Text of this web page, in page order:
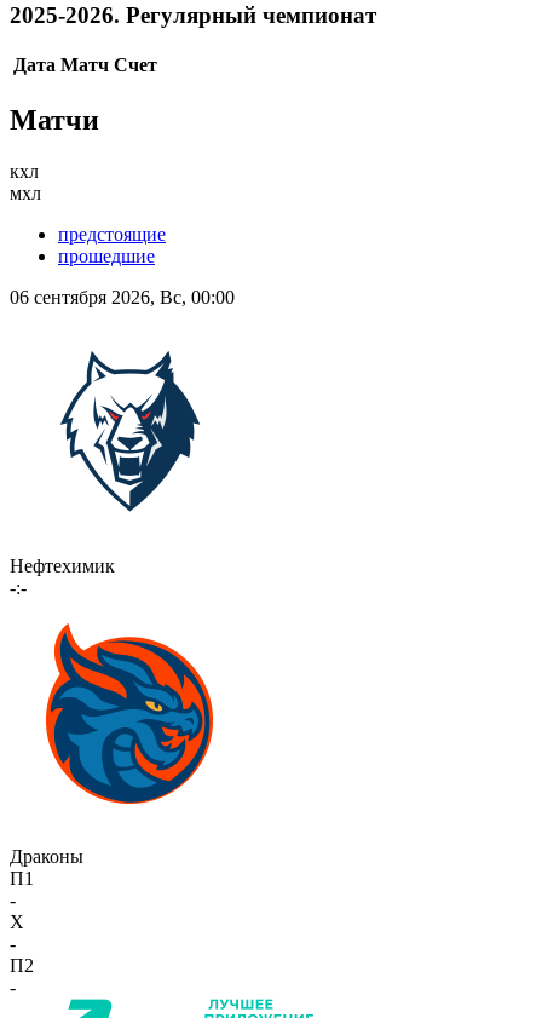
2025-2026. Регулярный чемпионат
Дата Матч Счет
Матчи
кхл
мхл
предстоящие
прошедшие
06 сентября 2026, Вс, 00:00
Нефтехимик
-:-
Драконы
П1
-
X
-
П2
-